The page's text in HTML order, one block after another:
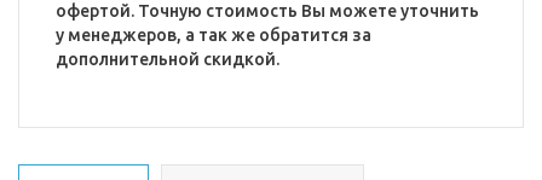
офертой. Точную стоимость Вы можете уточнить
у менеджеров, а так же обратится за
дополнительной скидкой.